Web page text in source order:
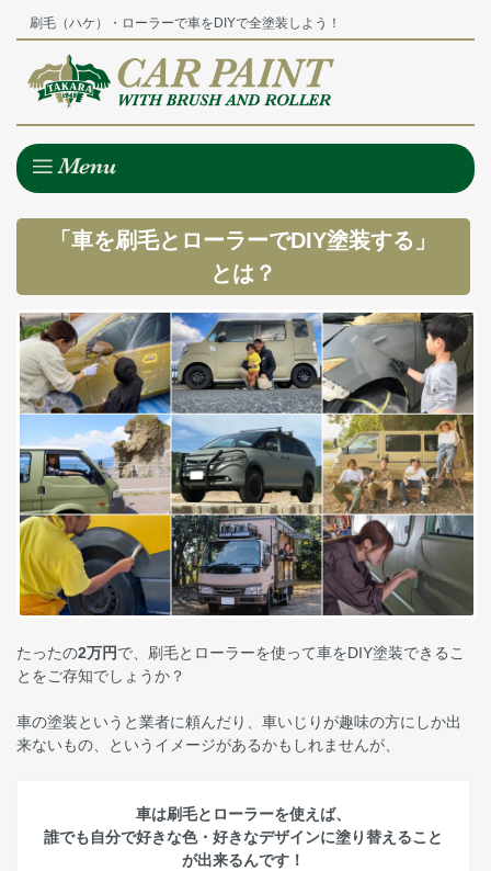
刷毛（ハケ）・ローラーで車をDIYで全塗装しよう！
「車を刷毛とローラーでDIY塗装する」
とは？
たったの2万円で、刷毛とローラーを使って車をDIY塗装できるこ
とをご存知でしょうか？
車の塗装というと業者に頼んだり、車いじりが趣味の方にしか出
来ないもの、というイメージがあるかもしれませんが、
車は刷毛とローラーを使えば、
誰でも自分で好きな色・好きなデザインに塗り替えること
が出来るんです！